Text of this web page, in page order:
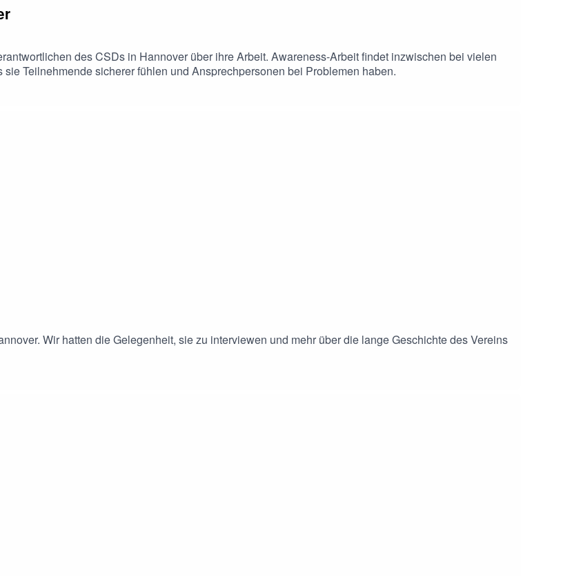
des CSDs in Hannover über ihre Arbeit. Awareness-Arbeit findet inzwischen bei vielen
Teilnehmende sicherer fühlen und Ansprechpersonen bei Problemen haben.
Wir hatten die Gelegenheit, sie zu interviewen und mehr über die lange Geschichte des Vereins